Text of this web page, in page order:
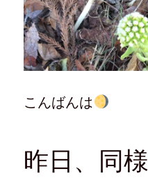
こんばんは
昨日、同様